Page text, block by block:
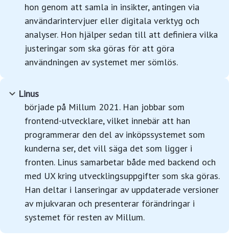
hon genom att samla in insikter, antingen via
användarintervjuer eller digitala verktyg och
analyser. Hon hjälper sedan till att definiera vilka
justeringar som ska göras för att göra
användningen av systemet mer sömlös.
Linus
började på Millum 2021. Han jobbar som
frontend-utvecklare, vilket innebär att han
programmerar den del av inköpssystemet som
kunderna ser, det vill säga det som ligger i
fronten. Linus samarbetar både med backend och
med UX kring utvecklingsuppgifter som ska göras.
Han deltar i lanseringar av uppdaterade versioner
av mjukvaran och presenterar förändringar i
systemet för resten av Millum.